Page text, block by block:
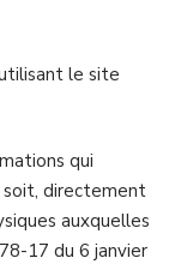
le site
qui
directement
auxquelles
17 du 6 janvier